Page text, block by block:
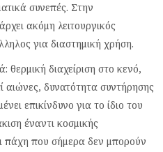
συνεπές. Στην
ακόμη λειτουργικός
για διαστημική χρήση.
διαχείριση στο κενό,
αιώνες, δυνατότητα συντήρησης
επικίνδυνο για το ίδιο του
έναντι κοσμικής
πάχη που σήμερα δεν μπορούν